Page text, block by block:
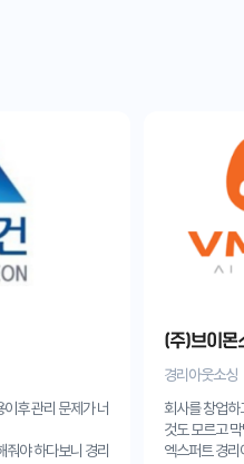
후 관리 문제가 너
줘야 하다보니 경리
(주)브이몬
경리아웃소싱
회사를 창업
것도 모르고
엑스퍼트 경